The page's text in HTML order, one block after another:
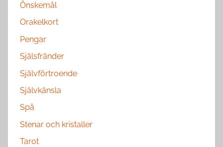
Önskemål
Orakelkort
Pengar
Själsfränder
Självförtroende
Självkänsla
Spå
Stenar och kristaller
Tarot